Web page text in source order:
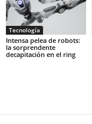
Tecnología
Intensa pelea de robots:
la sorprendente
decapitación en el ring